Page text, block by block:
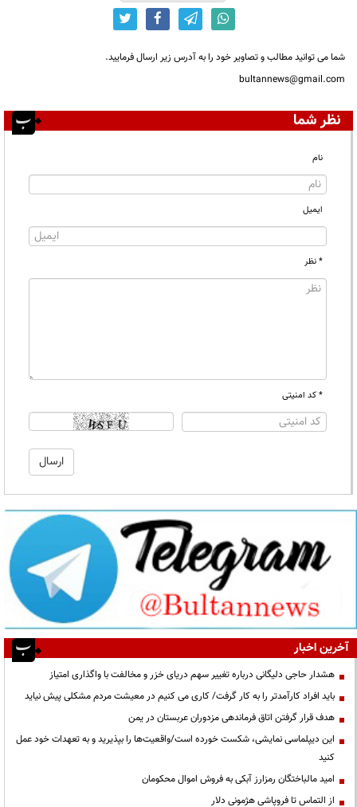
شما می توانید مطالب و تصاویر خود را به آدرس زیر ارسال فرمایید.
bultannews@gmail.com
نظر شما
نام
ایمیل
* نظر
* کد امنیتی
آخرین اخبار
هشدار حاجی دلیگانی درباره تغییر سهم دریای خزر و مخالفت با واگذاری امتیاز
باید افراد کارآمدتر را به کار گرفت/ کاری می کنیم در معیشت مردم مشکلی پیش نیاید
هدف قرار گرفتن اتاق‌ فرماندهی مزدوران عربستان در یمن
این دیپلماسی نمایشی، شکست خورده است/واقعیت‌ها را بپذیرید و به تعهدات خود عمل
کنید
امید مالباختگان رمزارز آبکی به فروش اموال محکومان
از التماس تا فروپاشی هژمونی دلار